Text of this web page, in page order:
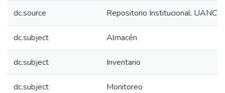
dc.source Repositorio Institucional. UANCV
dc.subject Almacén
dc.subject Inventario
dc.subject Monitoreo